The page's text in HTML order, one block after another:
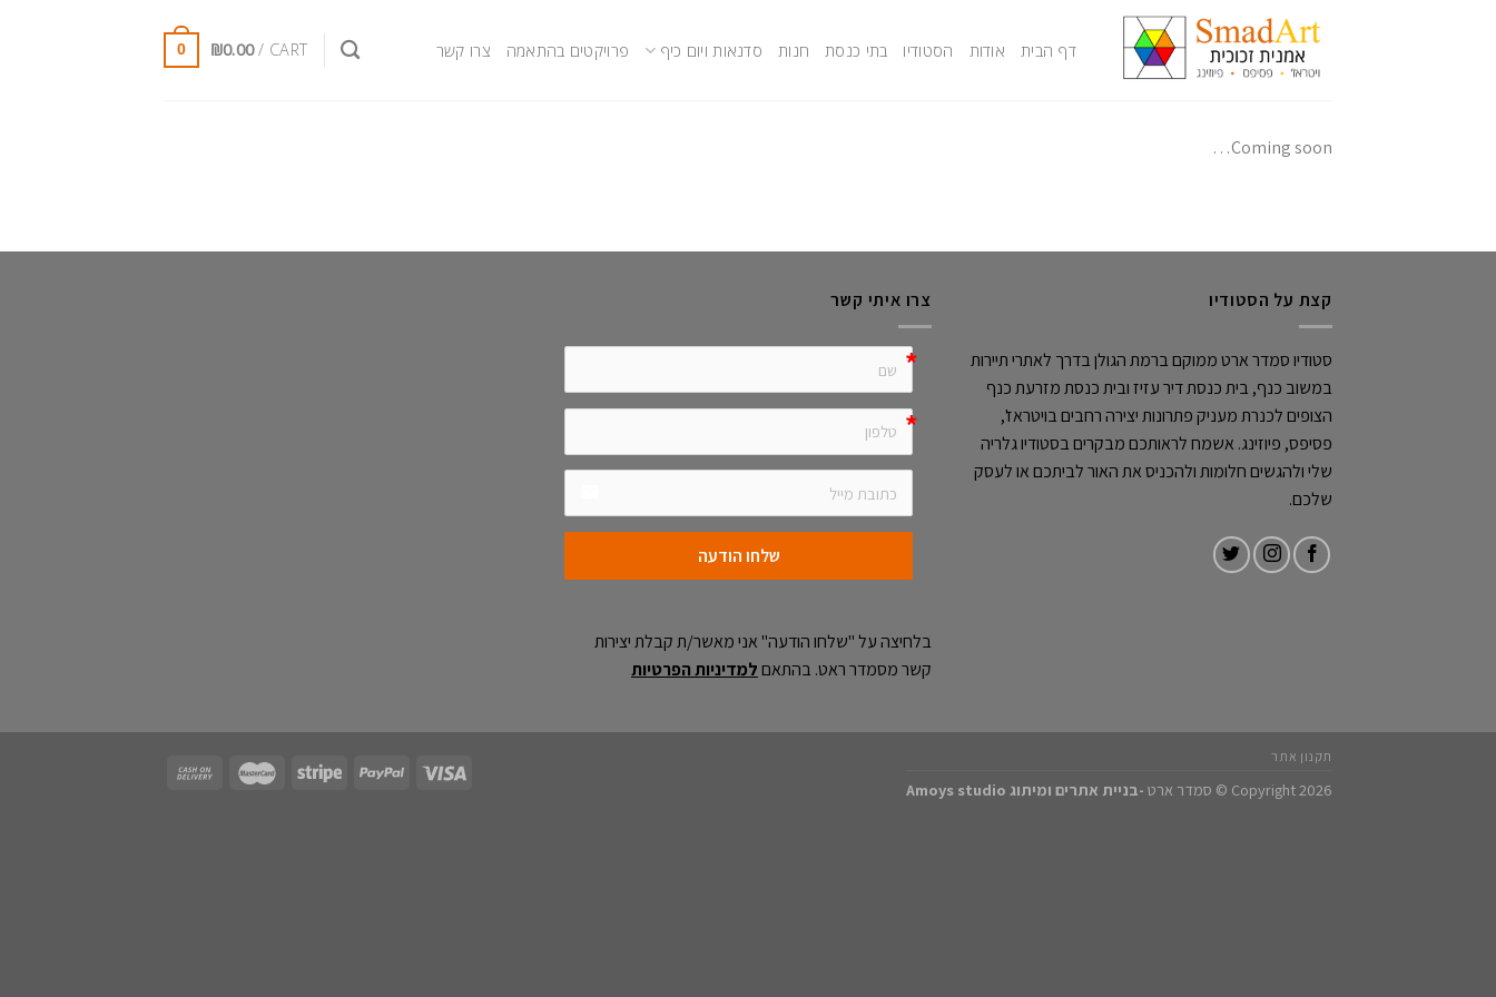
דף הבית אודות הסטודיו בתי כנסת חנות סדנאות ויום כיף פרויקטים בהתאמה צרו קשר CART /
₪0.00
0
Coming soon…
קצת על הסטודיו
סטודיו סמדר ארט ממוקם ברמת הגולן בדרך לאתרי תיירות
במשוב כנף, בית כנסת דיר עזיז ובית כנסת מזרעת כנף
הצופים לכנרת מעניק פתרונות יצירה רחבים בויטראז',
פסיפס, פיוזינג. אשמח לראותכם מבקרים בסטודיו גלריה
שלי ולהגשים חלומות ולהכניס את האור לביתכם או לעסק
שלכם.
צרו איתי קשר
שלחו הודעה
בלחיצה על "שלחו הודעה" אני מאשר/ת קבלת יצירות
קשר מסמדר ראט. בהתאםלמדיניות הפרטיות
תקנון אתר
Copyright 2026 © סמדר ארט -בניית אתרים ומיתוג Amoys studio